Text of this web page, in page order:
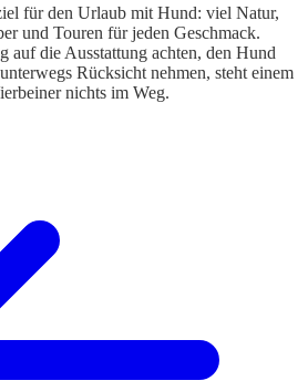
für den Urlaub mit Hund: viel Natur,
und Touren für jeden Geschmack.
auf die Ausstattung achten, den Hund
Rücksicht nehmen, steht einem
nichts im Weg.